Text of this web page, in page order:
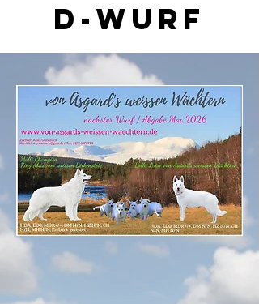
D-Wurf